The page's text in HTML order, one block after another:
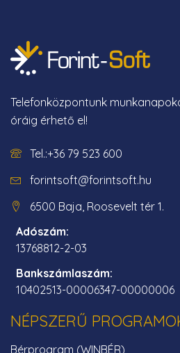
Telefonközpontunk
óráig érhető el!
Tel.:+36 79 523 600
forintsoft@forintsoft.hu
6500 Baja, Roosevelt tér 1.
Adószám:
13768812-2-03
Bankszámlaszám:
10402513-00006347-00000006
NÉPSZERŰ
Bérprogram (WINBÉR)